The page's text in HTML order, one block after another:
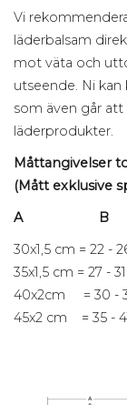
Vi
läderbalsam
mot väta och
utseende. Ni
som även går att
läderprodukter.
Måttangivelser
(Mått exklusive
A B
30x1,5 cm = 22 -
35x1,5 cm = 27 -
40x2cm = 30 -
45x2 cm = 35 -